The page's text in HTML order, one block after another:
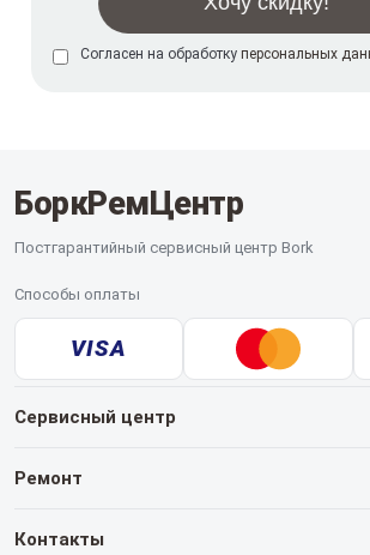
Согласен на обработку персональных
БоркРемЦентр
Постгарантийный сервисный центр Bork
Способы оплаты
VISA
Сервисный центр
О нашем сервисе
Ремонт
Роботов-пылесосов
Контакты